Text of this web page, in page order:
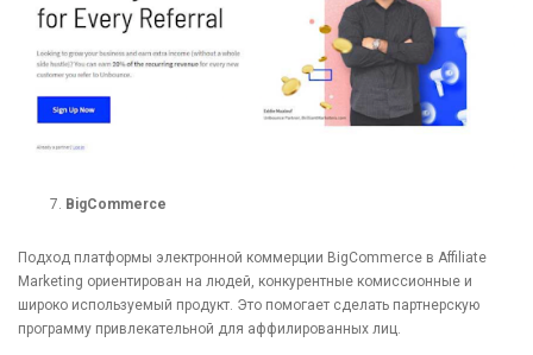
BigCommerce
Подход платформы электронной коммерции BigCommerce в Affiliate
Marketing ориентирован на людей, конкурентные комиссионные и
широко используемый продукт. Это помогает сделать партнерскую
программу привлекательной для аффилированных лиц.